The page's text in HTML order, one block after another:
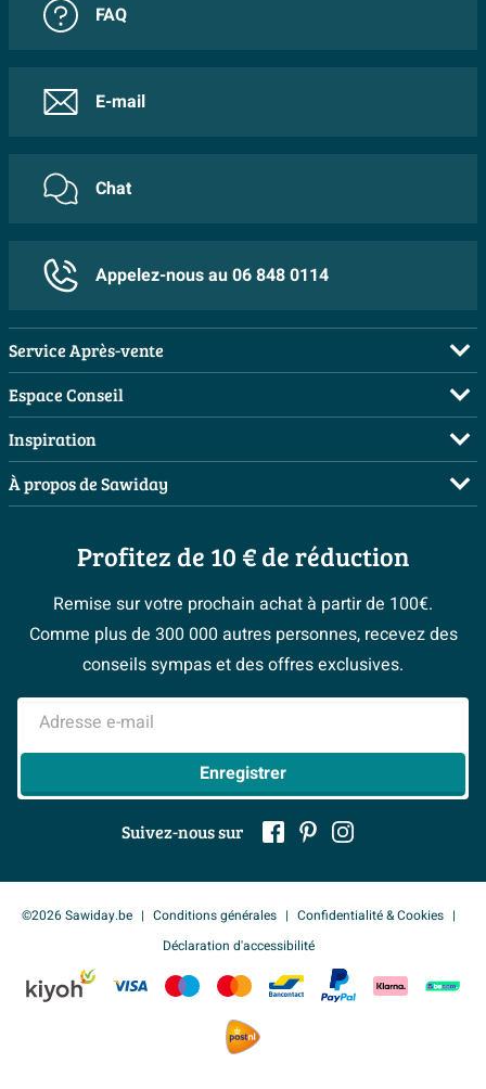
FAQ
E-mail
Chat
Appelez-nous au 06 848 0114
Service Après-vente
FAQ
Commander
Payer
Livraison / retrait
Garantie & réclamations
Politique d’avis
> Service client
Espace Conseil
Visite sur rendez-vous
Demandez votre devis
Planificateur 3D
Les bons tuyaux
Espace bricolage
> Espace Conseil
Inspiration
Salles de bains complètes
Inspiration toilettes
Moodboards
Magazine
#Mysawiday
> Inspiration salle de bains
À propos de Sawiday
Qui est Sawiday ?
Postes vacants
Espace Pro
BeCommerce
> Tout sur nos showrooms
Profitez de 10 € de réduction
Remise sur votre prochain achat à partir de 100€.
Comme plus de 300 000 autres personnes, recevez des
conseils sympas et des offres exclusives.
Adresse e-mail
Enregistrer
Suivez-nous sur
©2026 Sawiday.be Conditions générales
Confidentialité & Cookies
Déclaration d'accessibilité